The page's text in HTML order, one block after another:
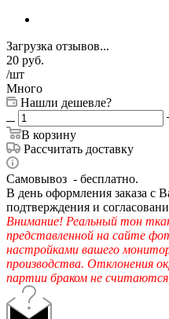
Загрузка отзывов...
20 руб.
/шт
Много
Нашли дешевле?
В корзину
Рассчитать доставку
Самовывоз - бесплатно.
В день оформления заказа с
подтверждения и
Внимание! Реальный тон
представленной на сайте
настройками вашего
производства. Отклонения
партии браком не